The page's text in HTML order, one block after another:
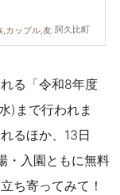
阿久比町
イベント,観光,自然,家族,カップル,友人
る「令和8年度
)まで行われま
るほか、13日
・入園ともに無料
ち寄ってみて！